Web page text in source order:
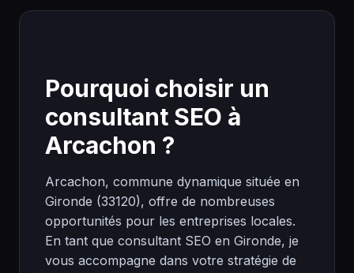
Pourquoi choisir un
consultant SEO à
Arcachon ?
Arcachon, commune dynamique située en
Gironde (33120), offre de nombreuses
opportunités pour les entreprises locales.
En tant que consultant SEO en Gironde, je
vous accompagne dans votre stratégie de